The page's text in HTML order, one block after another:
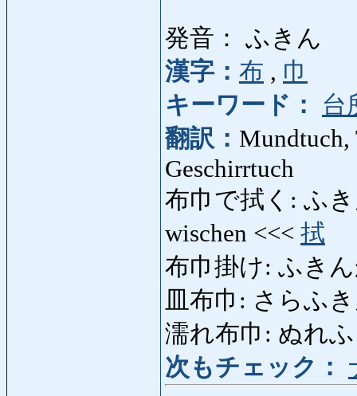
発音： ふきん
漢字： 布 , 巾
キーワード：
台
翻訳： Mundtuch,
Geschirrtuch
布巾で拭く: ふき
wischen <<< 拭
布巾掛け: ふき
皿布巾: さらふ
濡れ布巾: ぬれ
次もチェック：